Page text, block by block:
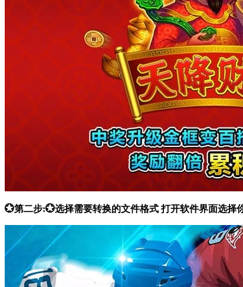
💮第二步:💮选择需要转换的文件格式 打开软件界面选择